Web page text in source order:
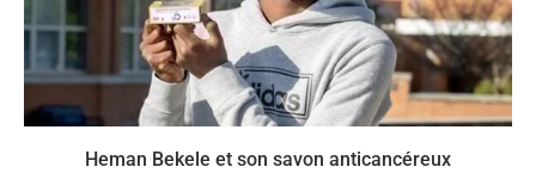
Heman Bekele et son savon anticancéreux